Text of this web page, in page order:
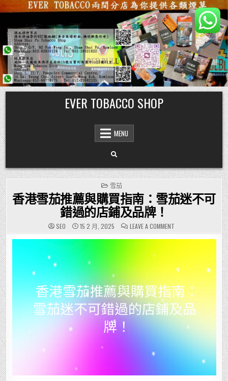
Skip
to
content
EVER TOBACCO SHOP
MENU
POSTED
IN
雪茄
香港雪茄推薦與購買指南：雪茄迷不可
錯過的店鋪及品牌！
SEO 15 2 月, 2025 LEAVE A COMMENT
香
港
與
購
指
南：
雪
茄
迷
不